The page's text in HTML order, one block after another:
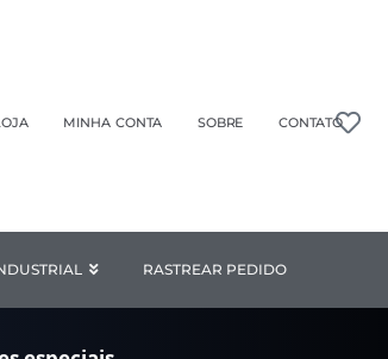
MINHA CONTA SOBRE CONTATO
LAVANDERIAOpen INDUSTRIAL
RASTREAR PEDIDO